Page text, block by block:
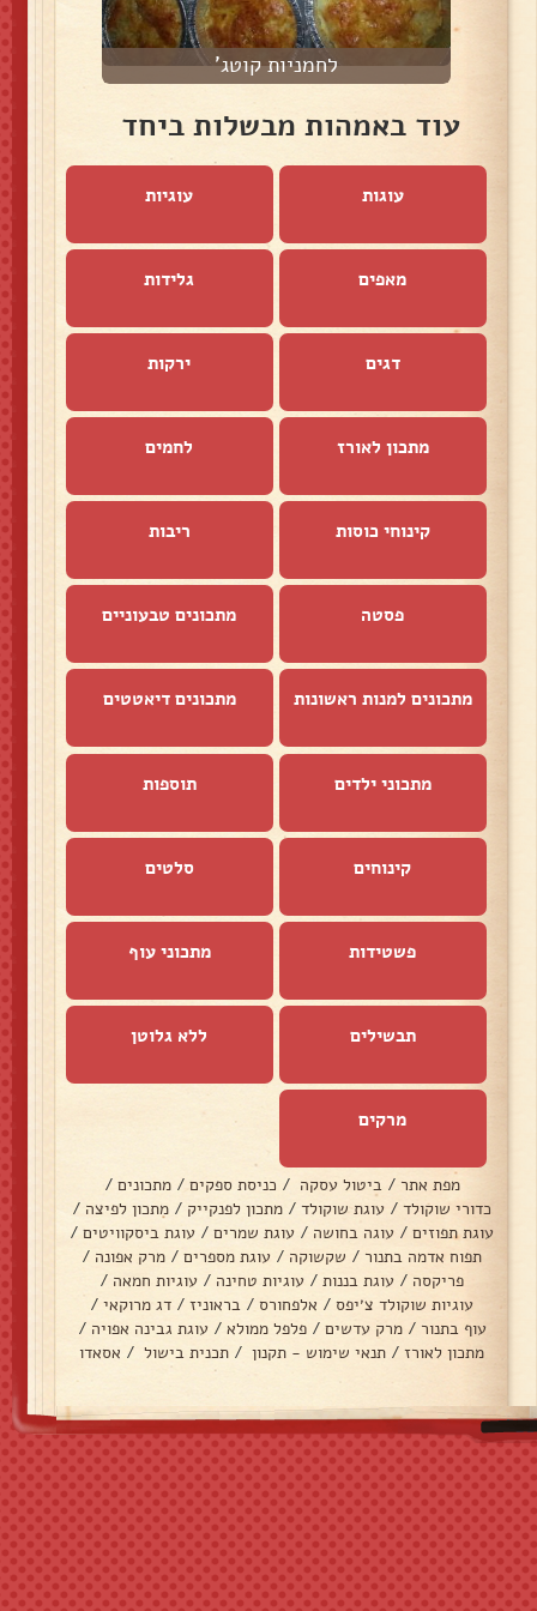
לחמניות קוטג'
עוד באמהות מבשלות ביחד
עוגות עוגיות
מאפים גלידות
דגים ירקות
מתכון לאורז לחמים
קינוחי כוסות ריבות
פסטה מתכונים טבעוניים
מתכונים למנות ראשונות מתכונים דיאטטים
מתכוני ילדים תוספות
קינוחים סלטים
פשטידות מתכוני עוף
תבשילים ללא גלוטן
מרקים
מפת אתר / ביטול עסקה / כניסת ספקים / מתכונים /
כדורי שוקולד / עוגת שוקולד / מתכון לפנקייק / מתכון לפיצה /
עוגת תפוזים / עוגה בחושה / עוגת שמרים / עוגת ביסקוויטים /
תפוח אדמה בתנור / שקשוקה / עוגת מספרים / מרק אפונה /
פריקסה / עוגת בננות / עוגיות טחינה / עוגיות חמאה /
עוגיות שוקולד צ׳יפס / אלפחורס / בראוניז / דג מרוקאי /
עוף בתנור / מרק עדשים / פלפל ממולא / עוגת גבינה אפויה /
מתכון לאורז / תנאי שימוש - תקנון / תכנית בישול / אסאדו